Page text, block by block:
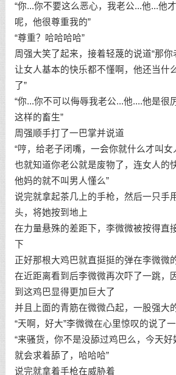
“你...你不要这么恶心，我老公...他...他
呢，他很尊重我的”
“尊重？哈哈哈哈”
周强大笑了起来，接着轻蔑的说道“那
让女人基本的快乐都不懂啊，他还当什
了”
“你...你不可以侮辱我老公...他....他是很
这样的畜生”
周强顺手打了一巴掌并说道
“哼，给老子闭嘴，一会你就什么才叫
也就知道你老公就是废物了，连女人的
他妈的就不叫男人懂么”
说完就拿起茶几上的手枪，然后一只手
头，将她按到地上
在力量悬殊的差距下，李微微被按得直
下
正好那根大鸡巴就直挺挺的弹在李微微
在近距离看到后李微微再次吓了一跳，
到这鸡巴显得更加巨大了
并且上面的青筋在微微凸起，一股强大
“天啊，好大”李微微在心里惊叹的说了
“来骚货，你不是没舔过鸡巴么，今天
就会求着舔了，哈哈哈”
说完就拿着手枪在威胁着